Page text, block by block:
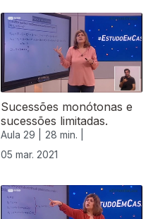
Sucessões monótonas e
sucessões limitadas.
Aula 29 |
28 min. |
05 mar. 2021